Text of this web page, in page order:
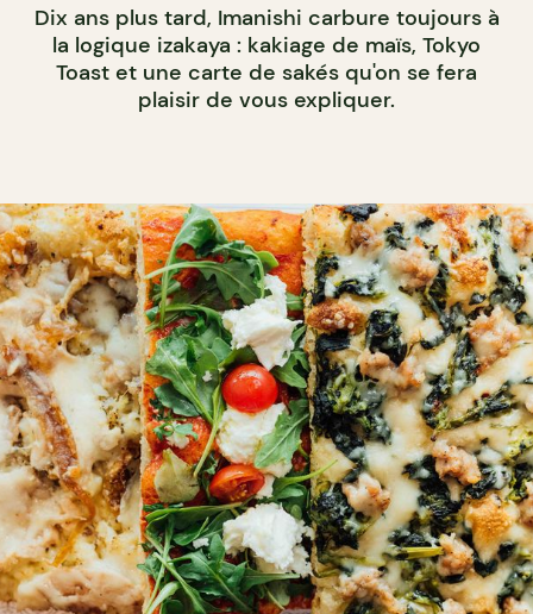
Dix ans plus tard, Imanishi carbure toujours à
la logique izakaya : kakiage de maïs, Tokyo
Toast et une carte de sakés qu'on se fera
plaisir de vous expliquer.